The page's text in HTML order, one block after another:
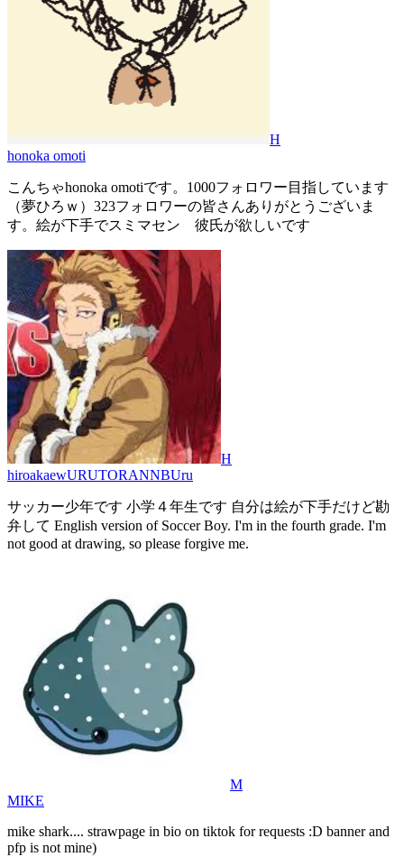
H
honoka omoti
こんちゃhonoka omotiです。1000フォロワー目指しています
（夢ひろｗ）323フォロワーの皆さんありがとうございま
す。絵が下手でスミマセン 彼氏が欲しいです
H
hiroakaewURUTORANNBUru
サッカー少年です 小学４年生です 自分は絵が下手だけど勘
弁して English version of Soccer Boy. I'm in the fourth grade. I'm
not good at drawing, so please forgive me.
M
MIKE
mike shark.... strawpage in bio on tiktok for requests :D banner and
pfp is not mine)